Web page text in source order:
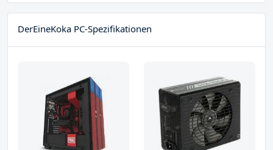
DerEineKoka PC-Spezifikationen